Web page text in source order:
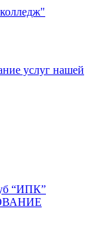
услуг нашей
“ИПК”